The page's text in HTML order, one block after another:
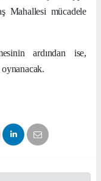
Mahallesi mücadele
ardından ise,